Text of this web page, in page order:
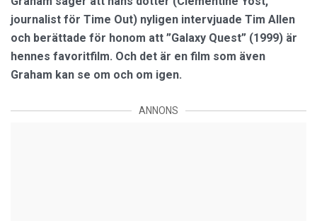
journalist för Time Out) nyligen intervjuade Tim Allen
och berättade för honom att ”Galaxy Quest” (1999) är
hennes favoritfilm. Och det är en film som även
Graham kan se om och om igen.
ANNONS